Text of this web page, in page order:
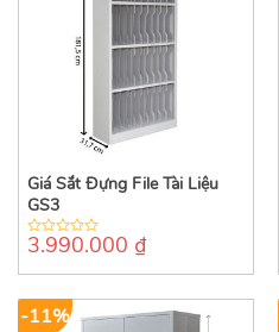
Giá Sắt Đựng File Tài Liệu
GS3
0
of
3.990.000 ₫
-11%